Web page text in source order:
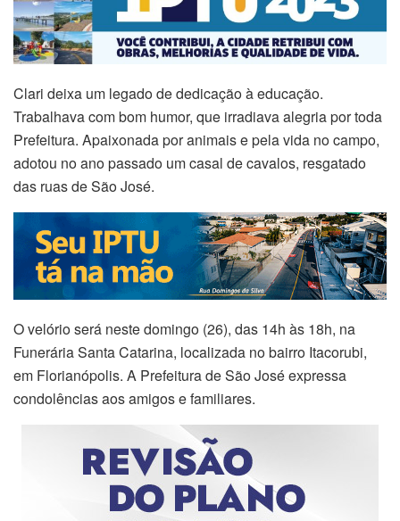
Clari deixa um legado de dedicação à educação.
Trabalhava com bom humor, que irradiava alegria por toda
Prefeitura. Apaixonada por animais e pela vida no campo,
adotou no ano passado um casal de cavalos, resgatado
das ruas de São José.
O velório será neste domingo (26), das 14h às 18h, na
Funerária Santa Catarina, localizada no bairro Itacorubi,
em Florianópolis. A Prefeitura de São José expressa
condolências aos amigos e familiares.